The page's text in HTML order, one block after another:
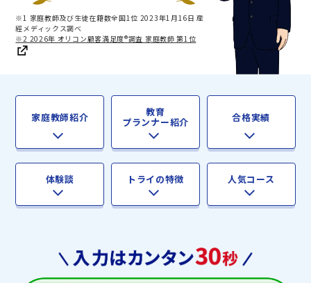
※1 家庭教師及び生徒在籍数全国1位 2023年1月16日 産
經メディックス調べ
※2 2026年 オリコン顧客満足度®調査 家庭教師 第1位
家庭教師紹介 教育
プランナー紹介 合格実績
体験談 トライの特徴 人気コース